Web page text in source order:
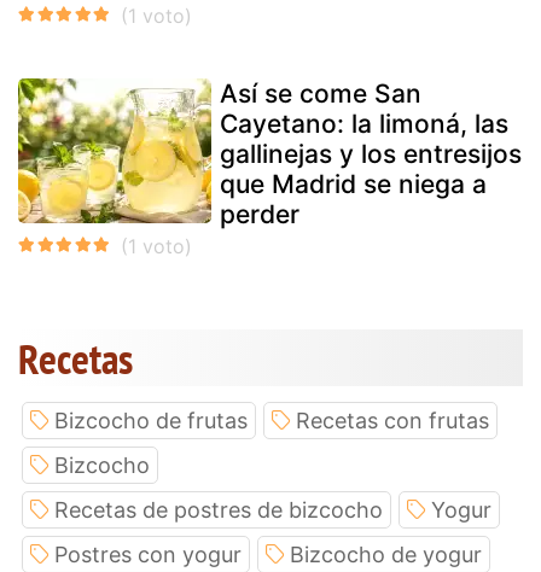
Así se come San
Cayetano: la limoná, las
gallinejas y los entresijos
que Madrid se niega a
perder
Recetas
Bizcocho de frutas
Recetas con frutas
Bizcocho
Recetas de postres de bizcocho
Yogur
Postres con yogur
Bizcocho de yogur